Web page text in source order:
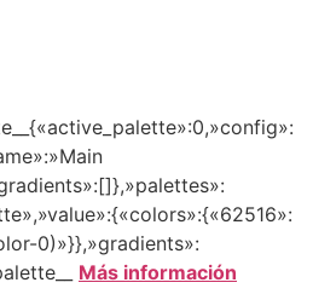
0)»}},»gradients»:
Más información